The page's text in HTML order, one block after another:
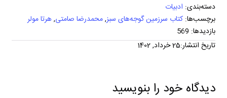
دسته‌بندی: ادبیات
برچسب‌ها: کتاب سرزمین گوجه‌های سبز,محمدرضا صامتی,هرتا مولر
بازدیدها: 569
تاریخ انتشار:25 خرداد, 1402
دیدگاه خود را بنویسید